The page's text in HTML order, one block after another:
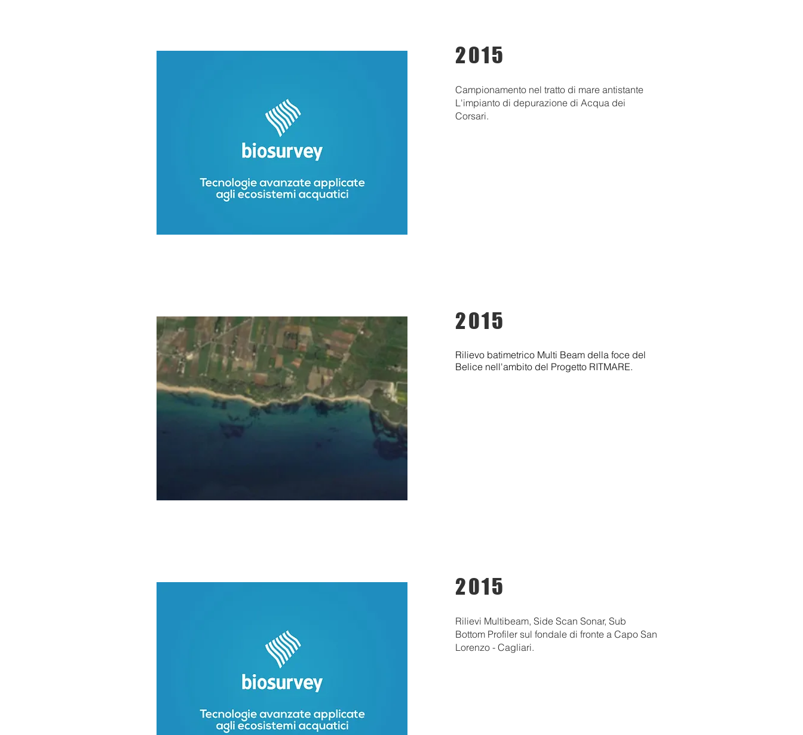
2015
Campionamento nel tratto di mare antistante
L'impianto di depurazione di Acqua dei
Corsari.
2015
Rilievo batimetrico Multi Beam della foce del
Belice nell'ambito del Progetto RITMARE.
2015
Rilievi Multibeam, Side Scan Sonar, Sub
Bottom Profiler sul fondale di fronte a Capo San
Lorenzo - Cagliari.